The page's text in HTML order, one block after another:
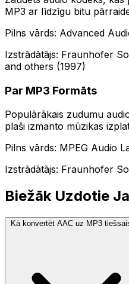
MP3 ar līdzīgu bitu
Pilns vārds: Advanced
Izstrādātājs: Fraunhofer
and others (1997)
Par MP3 Formāts
Populārākais zudumu
plaši izmanto mūzikas
Pilns vārds: MPEG Audio
Izstrādātājs: Fraunhofer
Biežāk Uzdotie
Kā konvertēt AAC uz MP3